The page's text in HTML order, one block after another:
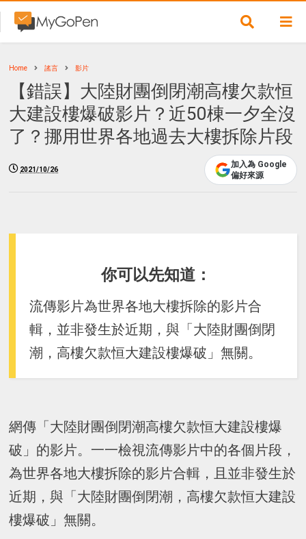
Home 謠言 影片
【錯誤】大陸財團倒閉潮高樓欠款恒
大建設樓爆破影片？近50棟一夕全沒
了？挪用世界各地過去大樓拆除片段
2021/10/26
加入為 Google
偏好來源
你可以先知道：
流傳影片為世界各地大樓拆除的影片合
輯，並非發生於近期，與「大陸財團倒閉
潮，高樓欠款恒大建設樓爆破」無關。
網傳「大陸財團倒閉潮高樓欠款恒大建設樓爆
破」的影片。一一檢視流傳影片中的各個片段，
為世界各地大樓拆除的影片合輯，且並非發生於
近期，與「大陸財團倒閉潮，高樓欠款恒大建設
樓爆破」無關。